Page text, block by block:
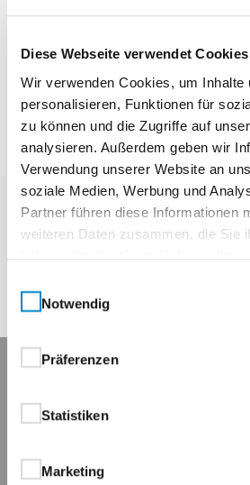
Diese Webseite verwendet Cookies
Wir verwenden Cookies, um Inhalte
personalisieren, Funktionen für
zu können und die Zugriffe auf
analysieren. Außerdem geben wir
Verwendung unserer Website an
soziale Medien, Werbung und
Partner führen diese Informationen
weiteren Daten zusammen, die Sie
Notwendig
Präferenzen
Statistiken
Marketing
drehbare Verbindung zwischen
und dem Bandunterteil. Das
der Bandaufnahme an der Zarge
Bandoberteil ist im Türblatt